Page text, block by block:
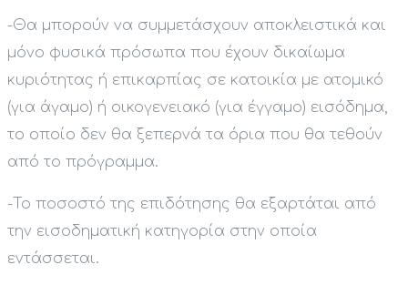
-Θα μπορούν να συμμετάσχουν αποκλειστικά και
μόνο φυσικά πρόσωπα που έχουν δικαίωμα
κυριότητας ή επικαρπίας σε κατοικία με ατομικό
(για άγαμο) ή οικογενειακό (για έγγαμο) εισόδημα,
το οποίο δεν θα ξεπερνά τα όρια που θα τεθούν
από το πρόγραμμα.
-Το ποσοστό της επιδότησης θα εξαρτάται από
την εισοδηματική κατηγορία στην οποία
εντάσσεται.